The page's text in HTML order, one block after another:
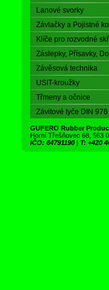
Lanové svorky
Závlačky a Pojistné
Klíče pro rozvodné
Záslepky, Přísavky,
Závěsová technika
USIT-kroužky
Třmeny a očnice
Závitové tyče DIN 976
GUFERO Rubber
Horní Třešňovec 68, 563
IČO: 64791190 | T: +420